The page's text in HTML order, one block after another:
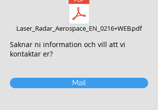
Laser_Radar_Aerospace_EN_0216+WEB.pdf
Saknar ni information och vill att vi
kontaktar er?
Mail